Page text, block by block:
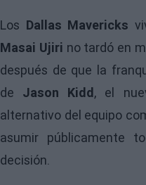
Los Dallas Mavericks
Masai Ujiri no tardó en
después de que la
de Jason Kidd, el
alternativo del equipo
asumir públicamente
decisión.